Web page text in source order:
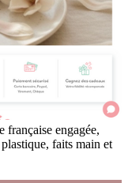
française engagée,
faits main et